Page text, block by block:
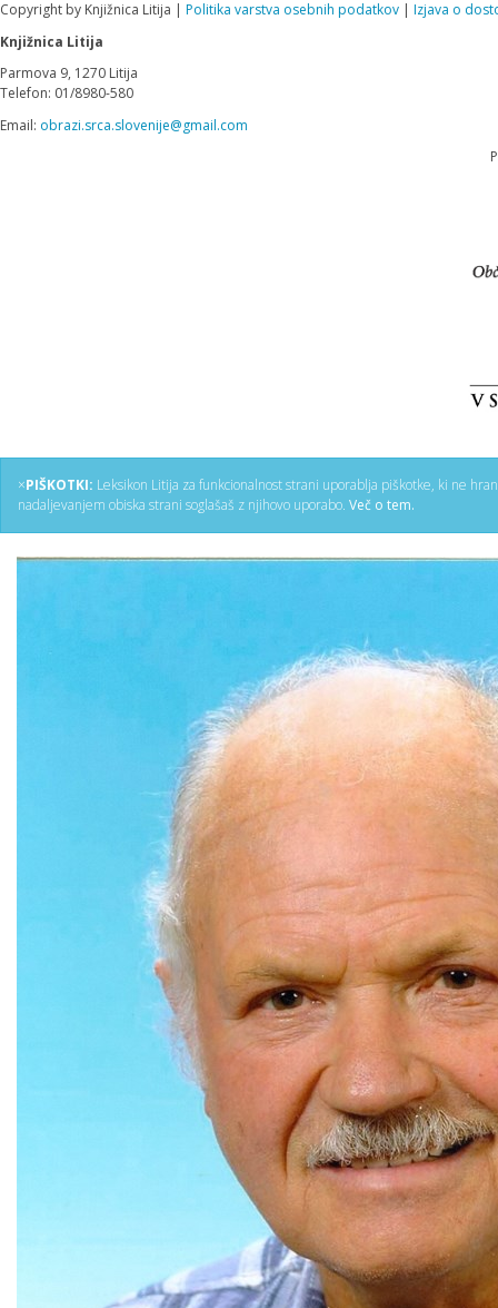
Copyright by Knjižnica Litija | Politika varstva osebnih podatkov | Izjava o
Knjižnica Litija
Parmova 9, 1270 Litija
Telefon: 01/8980-580
Email: obrazi.srca.slovenije@gmail.com
×PIŠKOTKI: Leksikon Litija za funkcionalnost strani uporablja piškotke, ki ne
nadaljevanjem obiska strani soglašaš z njihovo uporabo. Več o tem.